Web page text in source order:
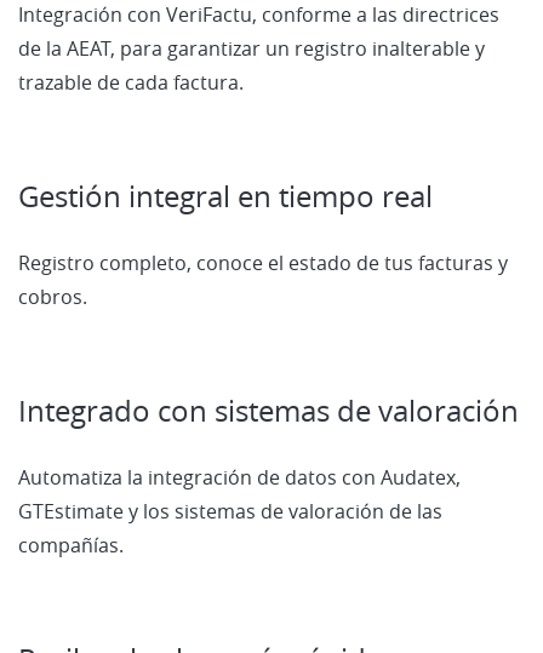
Integración con VeriFactu, conforme a las directrices
de la AEAT, para garantizar un registro inalterable y
trazable de cada factura.
Gestión integral en tiempo real
Registro completo, conoce el estado de tus facturas y
cobros.
Integrado con sistemas de valoración
Automatiza la integración de datos con Audatex,
GTEstimate y los sistemas de valoración de las
compañías.